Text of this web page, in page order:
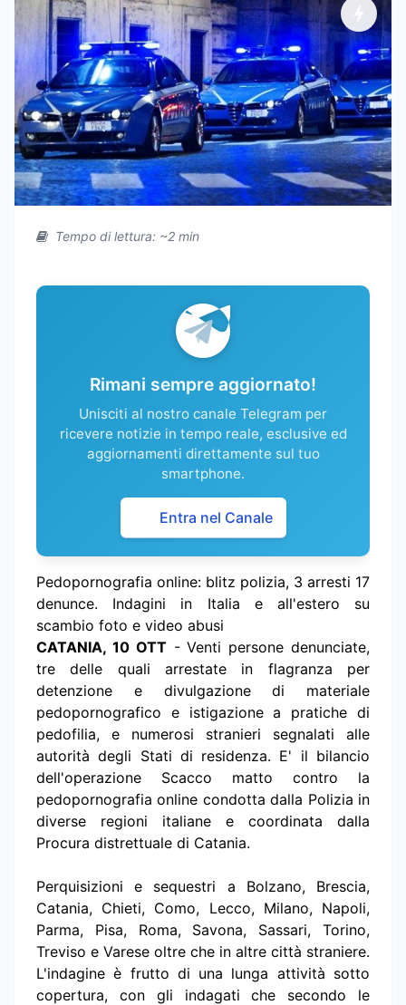
Tempo di lettura: ~2 min
Rimani sempre aggiornato!
Unisciti al nostro canale Telegram per
ricevere notizie in tempo reale, esclusive ed
aggiornamenti direttamente sul tuo
smartphone.
Entra nel Canale
Pedopornografia online: blitz polizia, 3 arresti 17
denunce. Indagini in Italia e all'estero su
scambio foto e video abusi
CATANIA, 10 OTT- Venti persone denunciate,
tre delle quali arrestate in flagranza per
detenzione e divulgazione di materiale
pedopornografico e istigazione a pratiche di
pedofilia, e numerosi stranieri segnalati alle
autorità degli Stati di residenza. E' il bilancio
dell'operazione Scacco matto contro la
pedopornografia online condotta dalla Polizia in
diverse regioni italiane e coordinata dalla
Procura distrettuale di Catania.
Perquisizioni e sequestri a Bolzano, Brescia,
Catania, Chieti, Como, Lecco, Milano, Napoli,
Parma, Pisa, Roma, Savona, Sassari, Torino,
Treviso e Varese oltre che in altre città straniere.
L'indagine è frutto di una lunga attività sotto
copertura, con gli indagati che secondo le